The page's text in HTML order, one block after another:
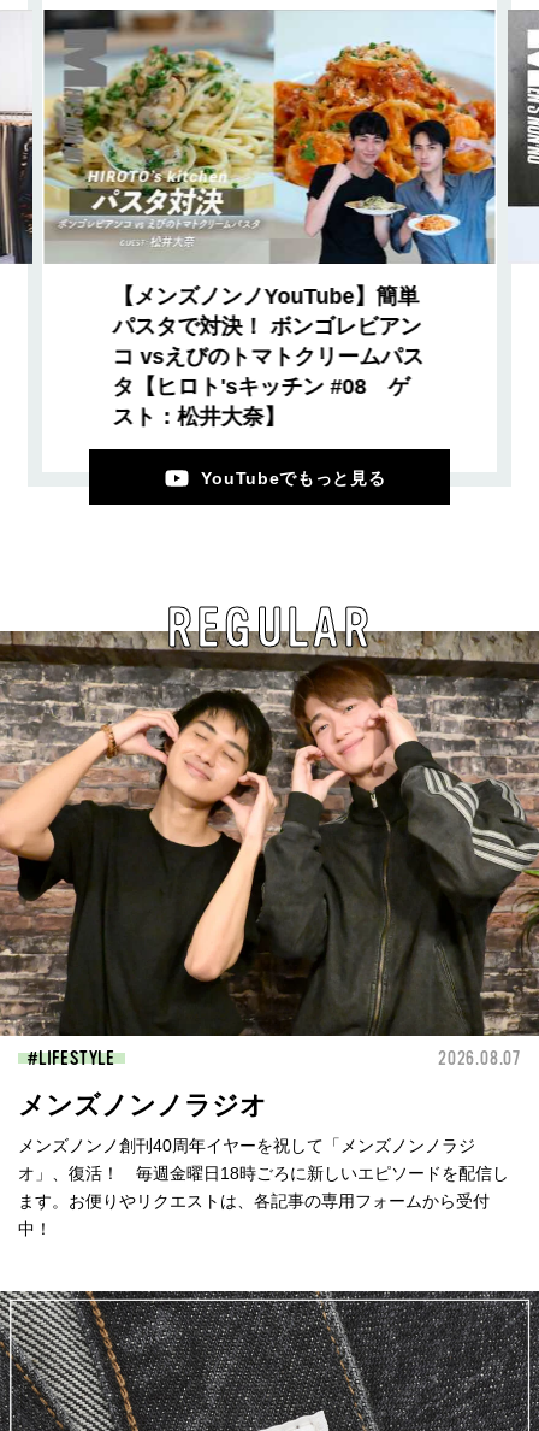
【メンズノンノYouTube】簡単
パスタで対決！ ボンゴレビアン
コ vsえびのトマトクリームパス
タ【ヒロト'sキッチン #08 ゲ
スト：松井大奈】
YouTubeでもっと見る
REGULAR
LIFESTYLE 2026.08.07
メンズノンノラジオ
メンズノンノ創刊40周年イヤーを祝して「メンズノンノラジ
オ」、復活！ 毎週金曜日18時ごろに新しいエピソードを配信し
ます。お便りやリクエストは、各記事の専用フォームから受付
中！